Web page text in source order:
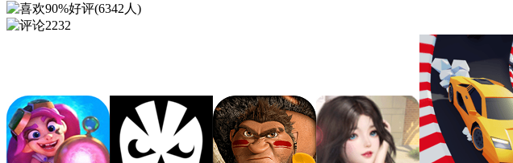
90%好评(6342人)
2232